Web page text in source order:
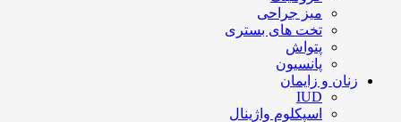
میز جراحی
تخت های بستری
پتواش
پانسیون
زنان و زایمان
IUD
اسپکلوم واژینال